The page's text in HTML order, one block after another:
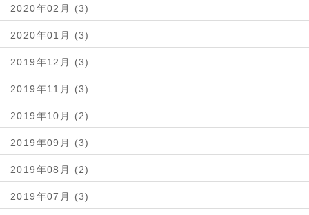
2020年02月 (3)
2020年01月 (3)
2019年12月 (3)
2019年11月 (3)
2019年10月 (2)
2019年09月 (3)
2019年08月 (2)
2019年07月 (3)